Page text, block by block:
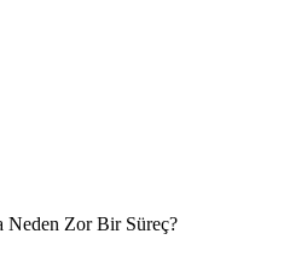
Neden Zor Bir Süreç?